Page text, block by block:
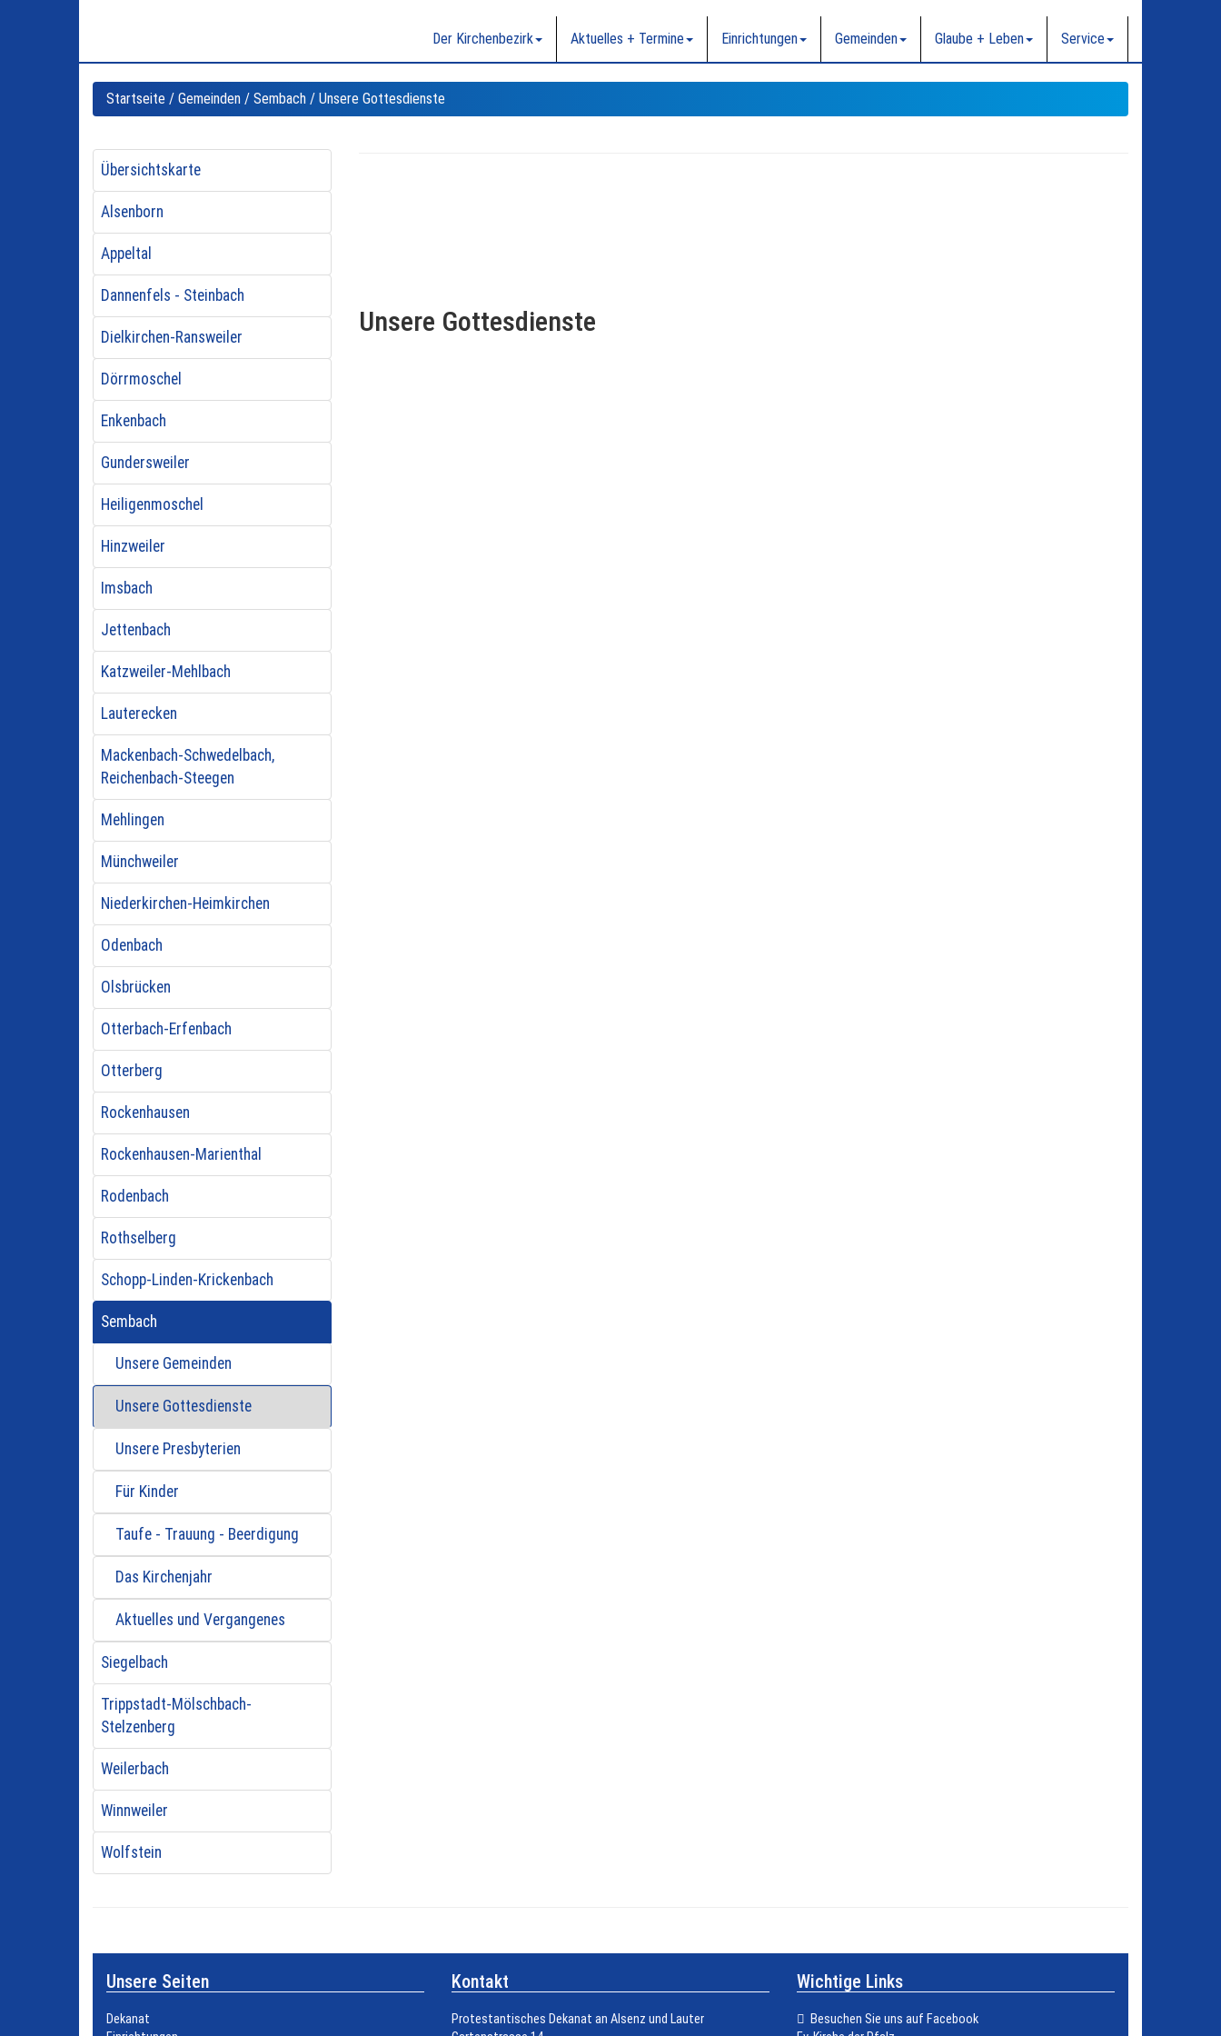
Der Kirchenbezirk Aktuelles + Termine Einrichtungen Gemeinden Glaube + Leben Service
Startseite / Gemeinden / Sembach / Unsere Gottesdienste
Übersichtskarte
Alsenborn
Appeltal
Dannenfels - Steinbach
Dielkirchen-Ransweiler
Dörrmoschel
Enkenbach
Gundersweiler
Heiligenmoschel
Hinzweiler
Imsbach
Jettenbach
Katzweiler-Mehlbach
Lauterecken
Mackenbach-Schwedelbach,
Reichenbach-Steegen
Mehlingen
Münchweiler
Niederkirchen-Heimkirchen
Odenbach
Olsbrücken
Otterbach-Erfenbach
Otterberg
Rockenhausen
Rockenhausen-Marienthal
Rodenbach
Rothselberg
Schopp-Linden-Krickenbach
Sembach
Unsere Gemeinden
Unsere Gottesdienste
Unsere Presbyterien
Für Kinder
Taufe - Trauung - Beerdigung
Das Kirchenjahr
Aktuelles und Vergangenes
Siegelbach
Trippstadt-Mölschbach-
Stelzenberg
Weilerbach
Winnweiler
Wolfstein
Unsere Gottesdienste
Unsere Seiten
Dekanat
Kontakt
Protestantisches Dekanat an Alsenz und Lauter
Wichtige Links
Besuchen Sie uns auf Facebook